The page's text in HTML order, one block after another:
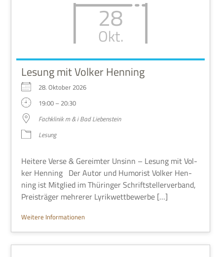
28
Okt.
Lesung mit Volker Henning
28. Okto­ber 2026
19:00 – 20:30
Fach­kli­nik m & i Bad Liebenstein
Lesung
Hei­tere Verse & Gereim­ter Unsinn – Lesung mit Vol­
ker Hen­ning Der Autor und Humo­rist Vol­ker Hen­
ning ist Mit­glied im Thü­rin­ger Schrift­stel­ler­ver­band,
Preis­trä­ger meh­re­rer Lyrikwettbewerbe […]
Wei­tere Informationen